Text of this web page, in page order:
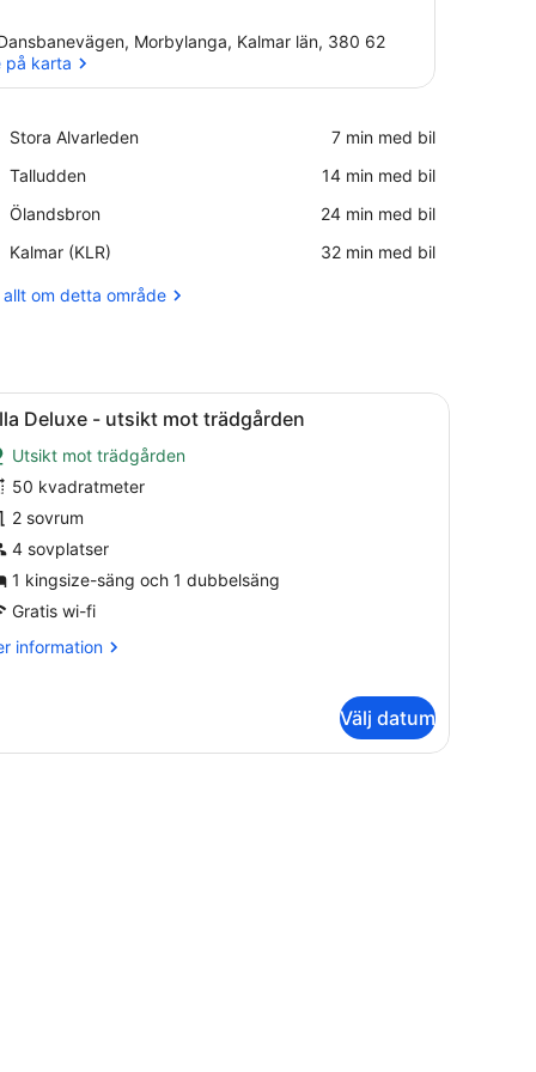
Morbylanga, Kalmar län, 380 62
på karta
Stora Alvarleden
Place,
Alvarleden
‪7 min med bil‬
Talludden
Place,
‪14 min med bil‬
Ölandsbron
Place,
‪24 min med bil‬
Kalmar (KLR)
Airport,
(KLR)
‪32 min med bil‬
allt om detta område
entré i mitten, där varje byggnad har en balkong och en liten
Ett modernt kök med vita skåp, en
6 Deluxe - utsikt mot trädgården
Utsikt mot trädgården
50 kvadratmeter
2 sovrum
4 sovplatser
1 kingsize-säng och 1 dubbelsäng
Gratis wi-fi
information
Välj datum
bok och en kopp, i ett rum med randiga tapeter och en hatt som